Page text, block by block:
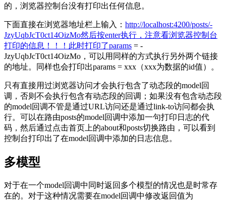
的，浏览器控制台没有打印出任何信息。
下面直接在浏览器地址栏上输入： http://localhost:4200/posts/-
JzyUqbJcT0ct14OizMo然后按enter执行，注意看浏览器控制台
打印的信息！！！此时打印了params = -
JzyUqbJcT0ct14OizMo，可以用同样的方式执行另外两个链接
的地址。同样也会打印出params = xxx（xxx为数据的id值）。
只有直接用过浏览器访问才会执行包含了动态段的model回
调，否则不会执行包含有动态段的回调；如果没有包含动态段
的model回调不管是通过URL访问还是通过link-to访问都会执
行。可以在路由posts的model回调中添加一句打印日志的代
码，然后通过点击首页上的about和posts切换路由，可以看到
控制台打印出了在model回调中添加的日志信息。
多模型
对于在一个model回调中同时返回多个模型的情况也是时常存
在的。对于这种情况需要在model回调中修改返回值为